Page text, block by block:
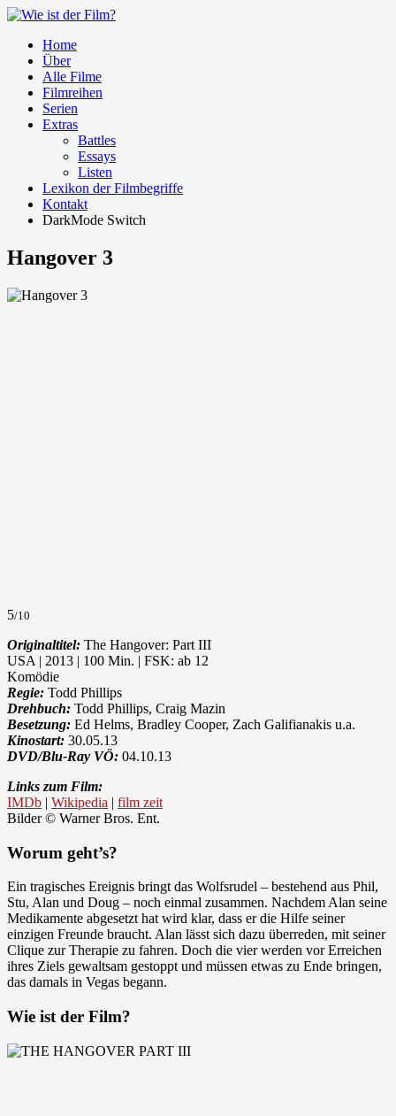
Home
Über
Alle Filme
Filmreihen
Serien
Extras
Battles
Essays
Listen
Lexikon der Filmbegriffe
Kontakt
DarkMode Switch
Hangover 3
5/10
Originaltitel: The Hangover: Part III
USA | 2013 | 100 Min. | FSK: ab 12
Komödie
Regie: Todd Phillips
Drehbuch: Todd Phillips, Craig Mazin
Besetzung: Ed Helms, Bradley Cooper, Zach Galifianakis u.a.
Kinostart: 30.05.13
DVD/Blu-Ray VÖ: 04.10.13
Links zum Film:
IMDb | Wikipedia | film zeit
Bilder © Warner Bros. Ent.
Worum geht’s?
Ein tragisches Ereignis bringt das Wolfsrudel – bestehend aus Phil,
Stu, Alan und Doug – noch einmal zusammen. Nachdem Alan seine
Medikamente abgesetzt hat wird klar, dass er die Hilfe seiner
einzigen Freunde braucht. Alan lässt sich dazu überreden, mit seiner
Clique zur Therapie zu fahren. Doch die vier werden vor Erreichen
ihres Ziels gewaltsam gestoppt und müssen etwas zu Ende bringen,
das damals in Vegas begann.
Wie ist der Film?